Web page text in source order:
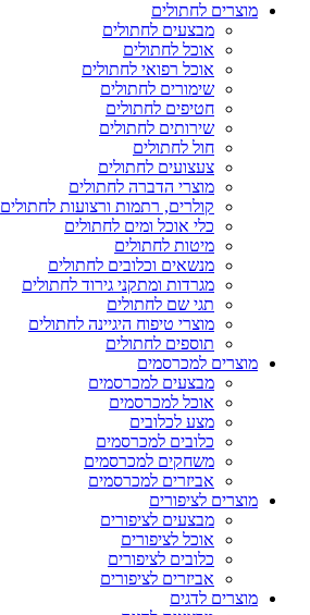
מוצרים לחתולים
מבצעים לחתולים
אוכל לחתולים
אוכל רפואי לחתולים
שימורים לחתולים
חטיפים לחתולים
שירותים לחתולים
חול לחתולים
צעצועים לחתולים
מוצרי הדברה לחתולים
קולרים, רתמות ורצועות לחתולים
כלי אוכל ומים לחתולים
מיטות לחתולים
מנשאים וכלובים לחתולים
מגרדות ומתקני גירוד לחתולים
תגי שם לחתולים
מוצרי טיפוח היגיינה לחתולים
תוספים לחתולים
מוצרים למכרסמים
מבצעים למכרסמים
אוכל למכרסמים
מצע לכלובים
כלובים למכרסמים
משחקים למכרסמים
אביזרים למכרסמים
מוצרים לציפורים
מבצעים לציפורים
אוכל לציפורים
כלובים לציפורים
אביזרים לציפורים
מוצרים לדגים